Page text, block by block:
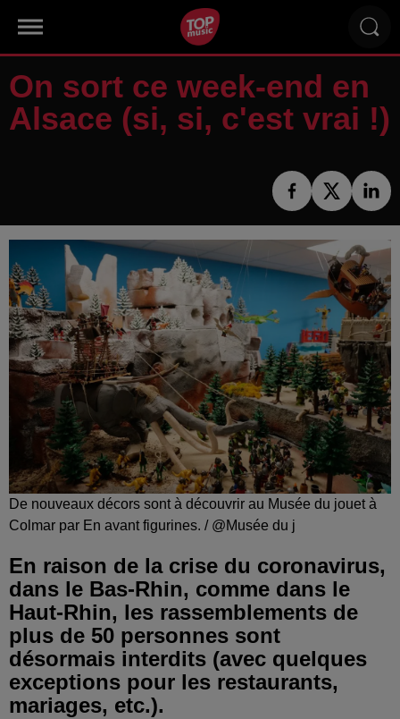
On sort ce week-end en
Alsace (si, si, c'est vrai !)
De nouveaux décors sont à découvrir au Musée du jouet à
Colmar par En avant figurines. / @Musée du j
En raison de la crise du coronavirus,
dans le Bas-Rhin, comme dans le
Haut-Rhin, les rassemblements de
plus de 50 personnes sont
désormais interdits (avec quelques
exceptions pour les restaurants,
mariages, etc.).